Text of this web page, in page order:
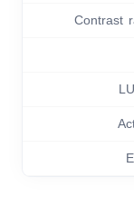
Contrast